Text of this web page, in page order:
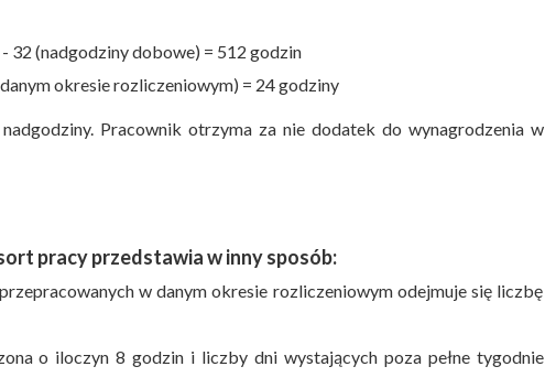
32 (nadgodziny dobowe) = 512 godzin
okresie rozliczeniowym) = 24 godziny
Pracownik otrzyma za nie dodatek do wynagrodzenia w
pracy przedstawia w inny sposób:
w danym okresie rozliczeniowym odejmuje się liczbę
o iloczyn 8 godzin i liczby dni wystających poza pełne tygodnie